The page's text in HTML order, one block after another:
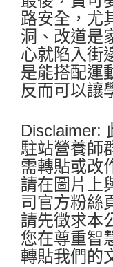
路安全，尤
洞、改道是
心就陷入街
是能搭配運
反而可以讓
Disclaimer:
駐站營養師
需轉貼或改
請在圖片上
司官方粉絲
請先徵求本
您在尊重智
轉貼我們的